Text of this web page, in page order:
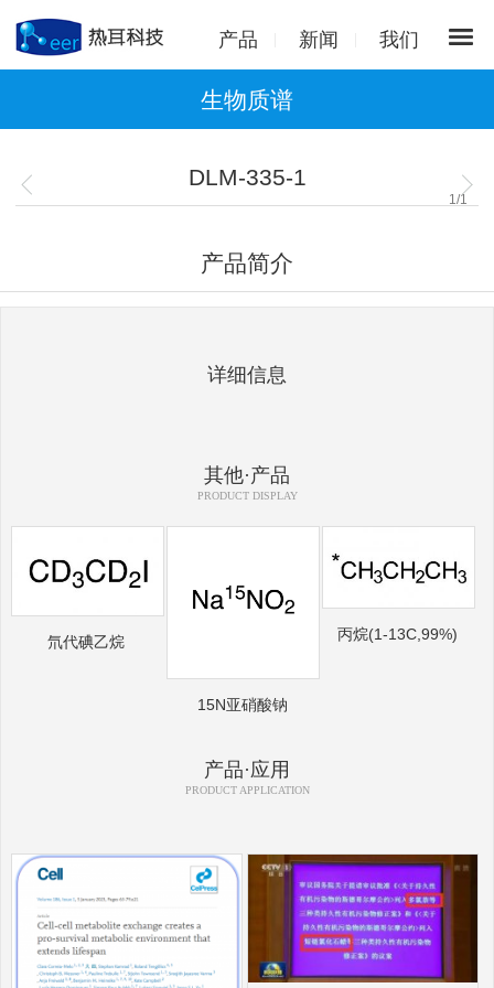
产品 新闻 我们
生物质谱
DLM-335-1
1 /1
产品简介
详细信息
其他·产品
PRODUCT DISPLAY
氘代碘乙烷
15N亚硝酸钠
丙烷(1-13C,99%)
产品·应用
PRODUCT APPLICATION